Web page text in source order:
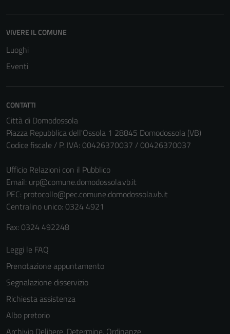
VIVERE IL COMUNE
Luoghi
Eventi
CONTATTI
Città di Domodossola
Piazza Repubblica dell'Ossola 1 28845 Domodossola (VB)
Codice fiscale / P. IVA: 00426370037 / 00426370037
Ufficio Relazioni con il Pubblico
Email: urp@comune.domodossola.vb.it
PEC: protocollo@pec.comune.domodossola.vb.it
Centralino unico: 0324 4921
Fax: 0324 492248
Leggi le FAQ
Prenotazione appuntamento
Segnalazione disservizio
Richiesta assistenza
Albo pretorio
Archivio Delibere, Determine, Ordinanze